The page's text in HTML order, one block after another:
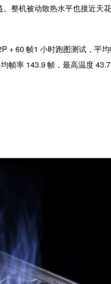
整机被动散热水平也接近天
+ 60 帧1 小时跑图测试，平
率 143.9 帧，最高温度